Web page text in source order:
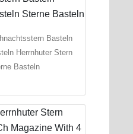
Basteln
Herrnhuter Stern
Basteln